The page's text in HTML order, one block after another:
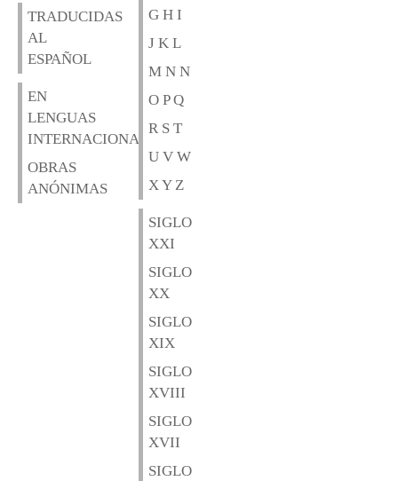
TRADUCIDAS
AL
ESPAÑOL
EN
LENGUAS
INTERNACIONALES
OBRAS
ANÓNIMAS
G H I
J K L
M N N
O P Q
R S T
U V W
X Y Z
SIGLO
XXI
SIGLO
XX
SIGLO
XIX
SIGLO
XVIII
SIGLO
XVII
SIGLO